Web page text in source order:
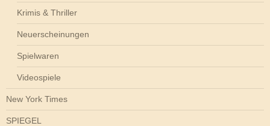
Krimis & Thriller
Neuerscheinungen
Spielwaren
Videospiele
New York Times
SPIEGEL